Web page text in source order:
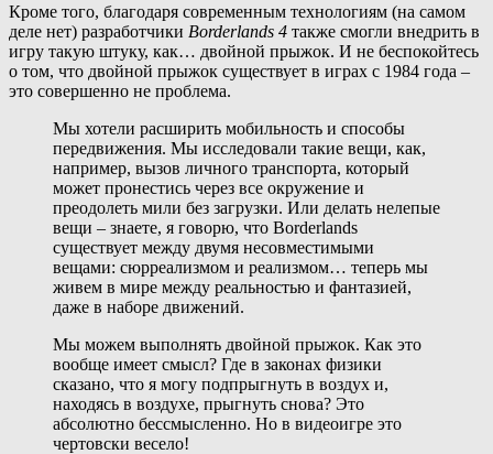
Кроме того, благодаря современным технологиям (на самом
деле нет) разработчики Borderlands 4 также смогли внедрить в
игру такую штуку, как… двойной прыжок. И не беспокойтесь
о том, что двойной прыжок существует в играх с 1984 года –
это совершенно не проблема.
Мы хотели расширить мобильность и способы
передвижения. Мы исследовали такие вещи, как,
например, вызов личного транспорта, который
может пронестись через все окружение и
преодолеть мили без загрузки. Или делать нелепые
вещи – знаете, я говорю, что Borderlands
существует между двумя несовместимыми
вещами: сюрреализмом и реализмом… теперь мы
живем в мире между реальностью и фантазией,
даже в наборе движений.
Мы можем выполнять двойной прыжок. Как это
вообще имеет смысл? Где в законах физики
сказано, что я могу подпрыгнуть в воздух и,
находясь в воздухе, прыгнуть снова? Это
абсолютно бессмысленно. Но в видеоигре это
чертовски весело!